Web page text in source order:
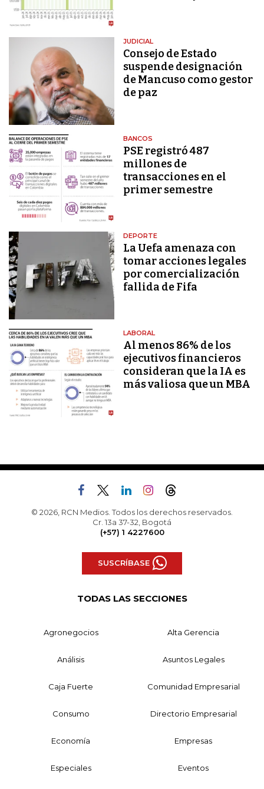
JUDICIAL
Consejo de Estado
suspende designación
de Mancuso como gestor
de paz
BANCOS
PSE registró 487
millones de
transacciones en el
primer semestre
DEPORTE
La Uefa amenaza con
tomar acciones legales
por comercialización
fallida de Fifa
LABORAL
Al menos 86% de los
ejecutivos financieros
consideran que la IA es
más valiosa que un MBA
© 2026, RCN Medios. Todos los derechos reservados.
Cr. 13a 37-32, Bogotá
(+57) 1 4227600
SUSCRÍBASE
TODAS LAS SECCIONES
Agronegocios Alta Gerencia
Análisis Asuntos Legales
Caja Fuerte Comunidad Empresarial
Consumo Directorio Empresarial
Economía Empresas
Especiales Eventos